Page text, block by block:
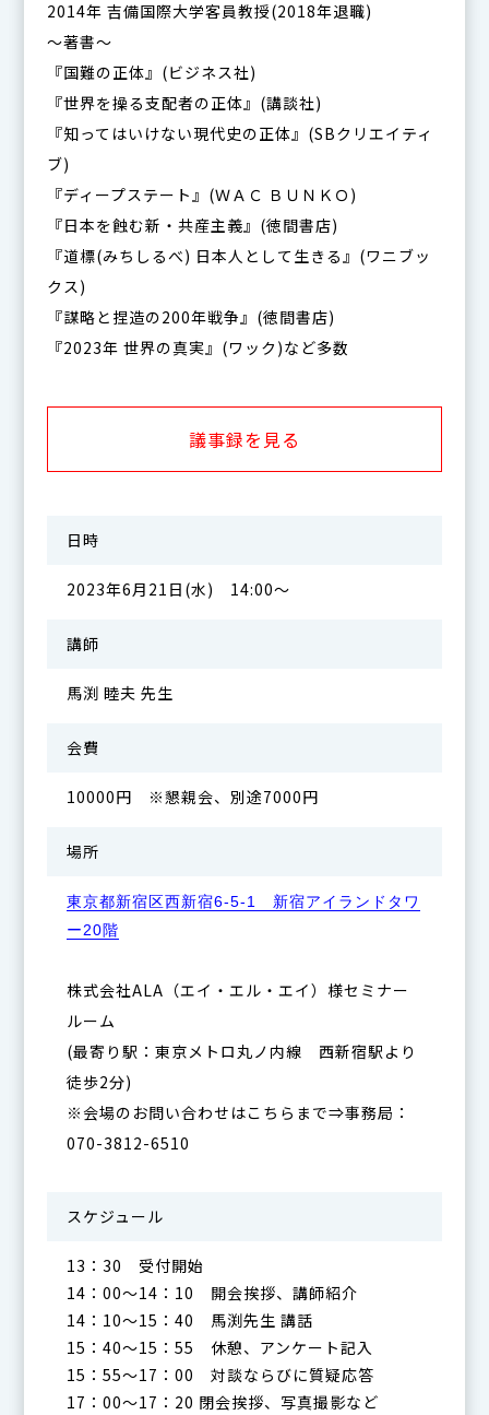
2014年 吉備国際大学客員教授(2018年退職)
〜著書〜
『国難の正体』(ビジネス社)
『世界を操る支配者の正体』(講談社)
『知ってはいけない現代史の正体』(SBクリエイティ
ブ)
『ディープステート』(ＷＡＣ ＢＵＮＫＯ)
『日本を蝕む新・共産主義』(徳間書店)
『道標(みちしるべ) 日本人として生きる』(ワニブッ
クス)
『謀略と捏造の200年戦争』(徳間書店)
『2023年 世界の真実』(ワック)など多数
議事録を見る
日時
2023年6月21日(水) 14:00～
講師
馬渕 睦夫 先生
会費
10000円 ※懇親会、別途7000円
場所
東京都新宿区西新宿6-5-1 新宿アイランドタワ
ー20階
株式会社ALA（エイ・エル・エイ）様セミナー
ルーム
(最寄り駅：東京メトロ丸ノ内線 西新宿駅より
徒歩2分)
※会場のお問い合わせはこちらまで⇒事務局：
070-3812-6510
スケジュール
13：30 受付開始
14：00～14：10 開会挨拶、講師紹介
14：10～15：40 馬渕先生 講話
15：40～15：55 休憩、アンケート記入
15：55～17：00 対談ならびに質疑応答
17：00～17：20 閉会挨拶、写真撮影など